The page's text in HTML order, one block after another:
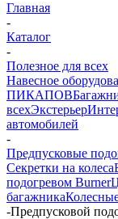
Главная
-
Каталог
-
Полезное для всех
Навесное
ПИКАПОВ
всехЭкстерьер
автомобилей
-
Предпусковые
Секретки на колеса
подогревом Burner
багажника
-Предпусковой